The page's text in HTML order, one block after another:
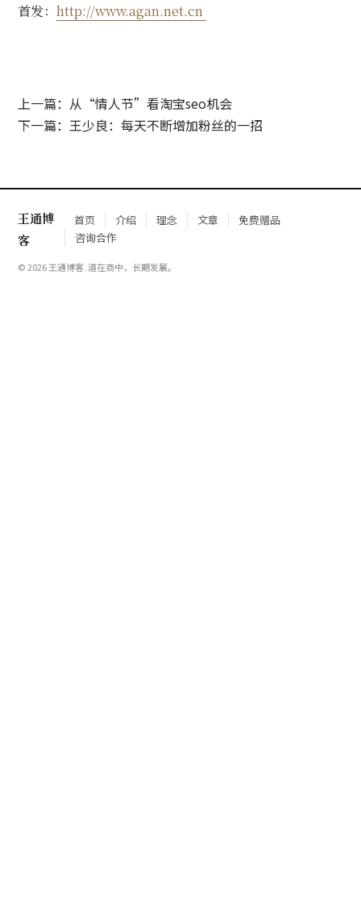
首发：http://www.agan.net.cn
上一篇：从“情人节”看淘宝seo机会
下一篇：王少良：每天不断增加粉丝的一招
王通博
客
首页 介绍 理念 文章
免费赠品
咨询合作
© 2026 王通博客. 道在商中，长期发展。